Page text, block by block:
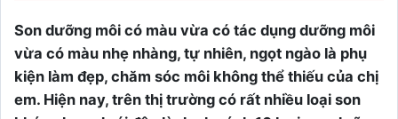
Son dưỡng môi có màu vừa có tác dụng dưỡng môi
vừa có màu nhẹ nhàng, tự nhiên, ngọt ngào là phụ
kiện làm đẹp, chăm sóc môi không thể thiếu của chị
em. Hiện nay, trên thị trường có rất nhiều loại son